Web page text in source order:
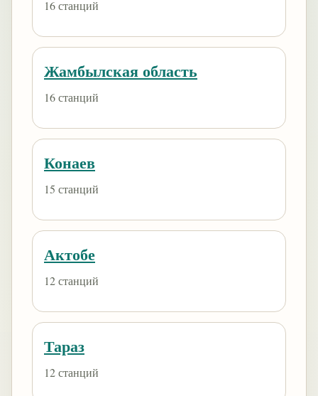
16 станций
Жамбылская область
16 станций
Конаев
15 станций
Актобе
12 станций
Тараз
12 станций